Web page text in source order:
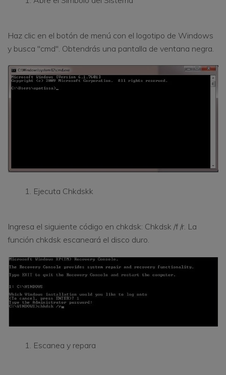
Haz clic en el botón de menú con el logotipo de Windows
y busca "cmd". Obtendrás una pantalla de ventana negra.
Ejecuta Chkdskk
Ingresa el siguiente código en chkdsk: Chkdsk /f /r. La
función chkdsk escaneará el disco duro.
Escanea y repara